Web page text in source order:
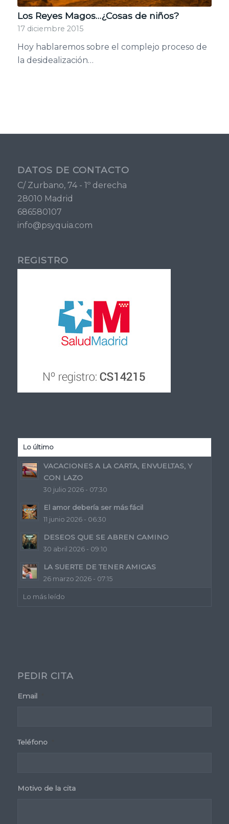
Los Reyes Magos…¿Cosas de niños?
17 diciembre 2015
Hoy hablaremos sobre el complejo proceso de
la desidealización…
DATOS DE CONTACTO
C/ Zurbano, 74 - 1º derecha
28010 Madrid
686580107
info@psyquia.com
REGISTRO
Lo último
VACACIONES A LA CARTA, ENVUELTAS, Y
CON LAZO
30 julio 2026 - 07:30
El amor debería ser más fácil
11 junio 2026 - 06:30
DESEOS QUE SE ABREN CAMINO
30 abril 2026 - 09:10
LA SUERTE DE TENER AMIGAS
26 marzo 2026 - 07:15
Lo más leído
PEDIR CITA
Email
Teléfono
Motivo de la cita